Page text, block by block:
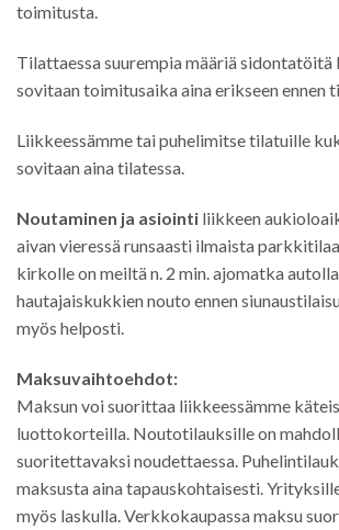
toimitusta.
Tilattaessa suurempia määriä sidontatöitä
sovitaan toimitusaika aina erikseen ennen
Liikkeessämme tai puhelimitse tilatuille
sovitaan aina tilatessa.
Noutaminen ja asiointi liikkeen
aivan vieressä runsaasti ilmaista
kirkolle on meiltä n. 2 min. ajomatka
hautajaiskukkien nouto ennen
myös helposti.
Maksuvaihtoehdot:
Maksun voi suorittaa liikkeessämme
luottokorteilla. Noutotilauksille on
suoritettavaksi noudettaessa.
maksusta aina tapauskohtaisesti.
myös laskulla. Verkkokaupassa maksu